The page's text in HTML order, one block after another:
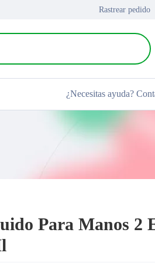
Rastrear pedido
¿Necesitas ayuda?
Para Manos 2